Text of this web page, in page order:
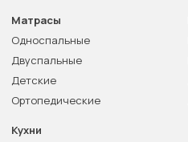
Матрасы
Односпальные
Двуспальные
Детские
Ортопедические
Кухни